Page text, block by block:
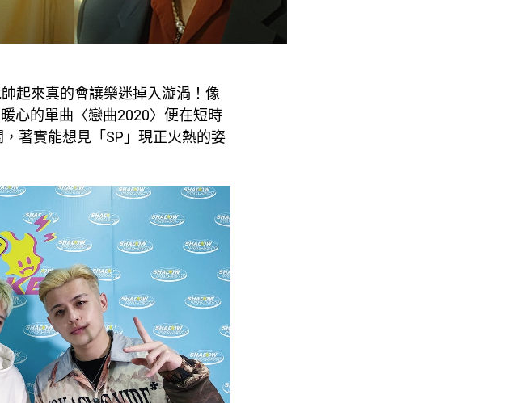
起來真的會讓樂迷掉入漩渦！像
心的單曲〈戀曲2020〉便在短時
著實能想見「SP」現正火熱的姿